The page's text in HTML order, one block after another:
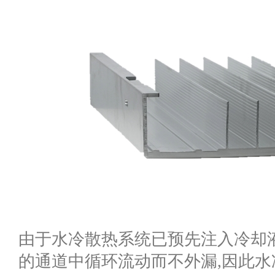
由于水冷散热系统已预先注入冷
的通道中循环流动而不外漏,因此